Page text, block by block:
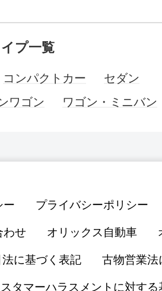
プ一覧
コンパクトカー
セダン
ワゴン
ワゴン・ミニバン
ー プライバシーポリシー
わせ オリックス自動車
に基づく表記 古物営業法
タマーハラスメントに対する